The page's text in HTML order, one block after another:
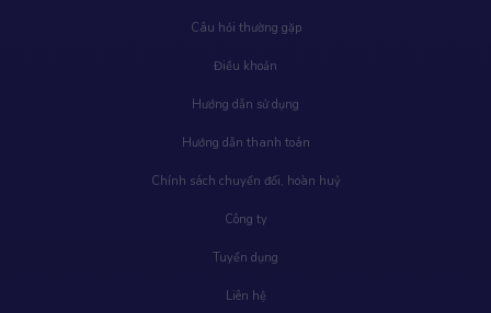
Câu hỏi thường gặp
Điều khoản
Hướng dẫn sử dụng
Hướng dẫn thanh toán
Chính sách chuyển đổi, hoàn huỷ
Công ty
Tuyển dụng
Liên hệ